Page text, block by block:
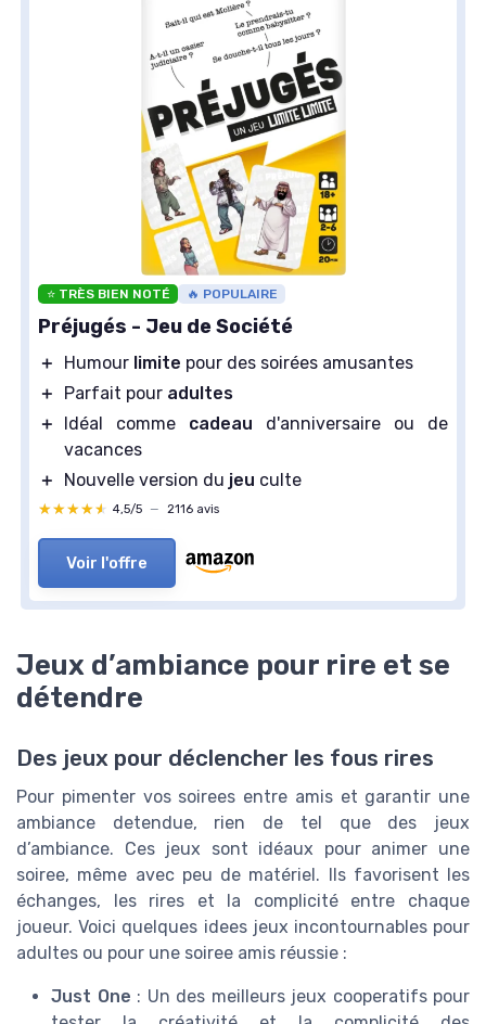
⭐ TRÈS BIEN NOTÉ 🔥 POPULAIRE
Préjugés - Jeu de Société
＋ Humour limite pour des soirées amusantes
＋
Parfait pour adultes
＋
Idéal comme cadeau d'anniversaire ou de
vacances
＋
Nouvelle version du jeu culte
★★★★★
★★★★★ 4,5/5 — 2116 avis
Voir l'offre
Jeux d’ambiance pour rire et se
détendre
Des jeux pour déclencher les fous rires
Pour pimenter vos soirees entre amis et garantir une
ambiance detendue, rien de tel que des jeux
d’ambiance. Ces jeux sont idéaux pour animer une
soiree, même avec peu de matériel. Ils favorisent les
échanges, les rires et la complicité entre chaque
joueur. Voici quelques idees jeux incontournables pour
adultes ou pour une soiree amis réussie :
Just One : Un des meilleurs jeux cooperatifs pour